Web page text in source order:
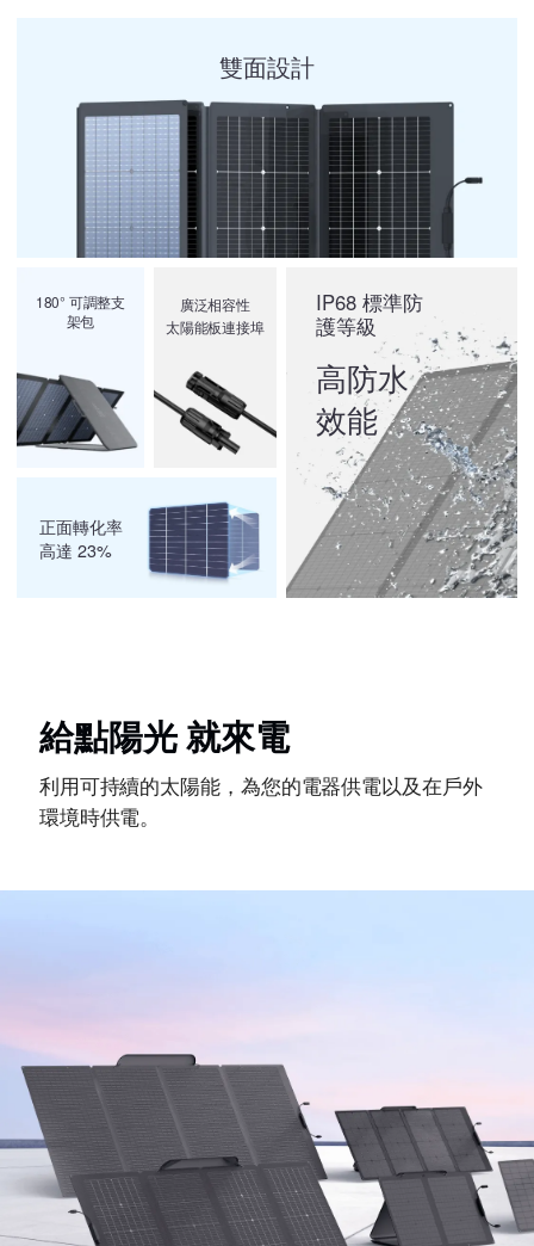
雙面設計
180° 可調整支
架包
廣泛相容性
太陽能板連接埠
正面轉化率
高達 23%
IP68 標準防
護等級
高防水
效能
給點陽光 就來電
利用可持續的太陽能，為您的電器供電以及在戶外
環境時供電。